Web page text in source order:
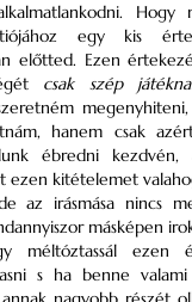
Hogy
egy kis
előtted. Ezen
csak szép
hanem csak
ébredni
ezen kitételemet
az irásmása nincs
másképen
méltóztassál ezen
s ha benne